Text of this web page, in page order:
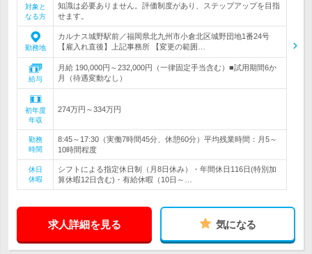
対象と
なる方
知識は必要ありません。評価制度があり、ステップアップを目指
せます。
勤務地
カルナス城野駅前／福岡県北九州市小倉北区城野団地1番24号
【雇入れ直後】上記事務所 【変更の範囲…
給与
月給 190,000円～232,000円（一律固定手当含む）■試用期間6か
月（待遇変動なし）
初年度
年収
274万円～334万円
勤務
時間
8:45～17:30（実働7時間45分、休憩60分）平均残業時間：月5～
10時間程度
休日
休暇
シフトによる指定休日制（月8日休み）・年間休日116日(特別加
算休暇12日含む)・有給休暇（10日～…
求人詳細を見る 気になる